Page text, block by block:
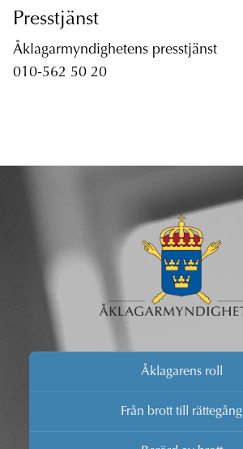
Presstjänst
Åklagarmyndighetens presstjänst
010-562 50 20
Åklagarens roll
Från brott till rättegång